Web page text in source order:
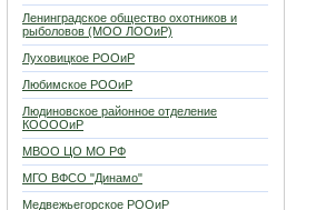
Ленинградское общество охотников и
рыболовов (МОО ЛООиР)
Луховицкое РООиР
Любимское РООиР
Людиновское районное отделение
КООООиР
МВОО ЦО МО РФ
МГО ВФСО "Динамо"
Медвежьегорское РООиР